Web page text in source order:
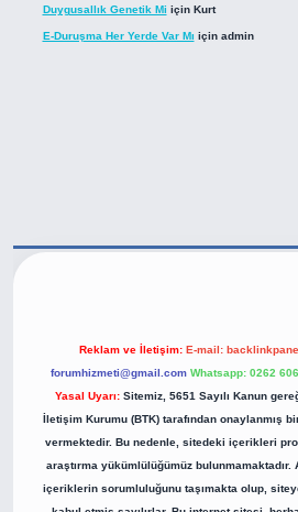
Duygusallık Genetik Mi için Kurt
E-Duruşma Her Yerde Var Mı için admin
Reklam ve İletişim: E-mail:
forumhizmeti@gmail.com Whatsapp: 0262
Yasal Uyarı: Sitemiz, 5651 Sayılı Kanun
İletişim Kurumu (BTK) tarafından onaylanmış
vermektedir. Bu nedenle, sitedeki içerikleri
araştırma yükümlülüğümüz bulunmamaktadır.
içeriklerin sorumluluğunu taşımakta olup,